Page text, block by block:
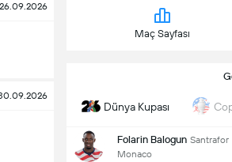
26.09.2026
Maç Sayfası
Dünya Kupası
Folarin Balogun Santrafor
Monaco